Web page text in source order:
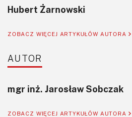
działania od idei do skończonego
jeśli spodoba się Państwu nasz
https://www.youtube.com/
Hubert Żarnowski
ZOBACZ WIĘCEJ ARTYKUŁÓW AUTORA
AUTOR
mgr inż. Jarosław Sobczak
ZOBACZ WIĘCEJ ARTYKUŁÓW AUTORA